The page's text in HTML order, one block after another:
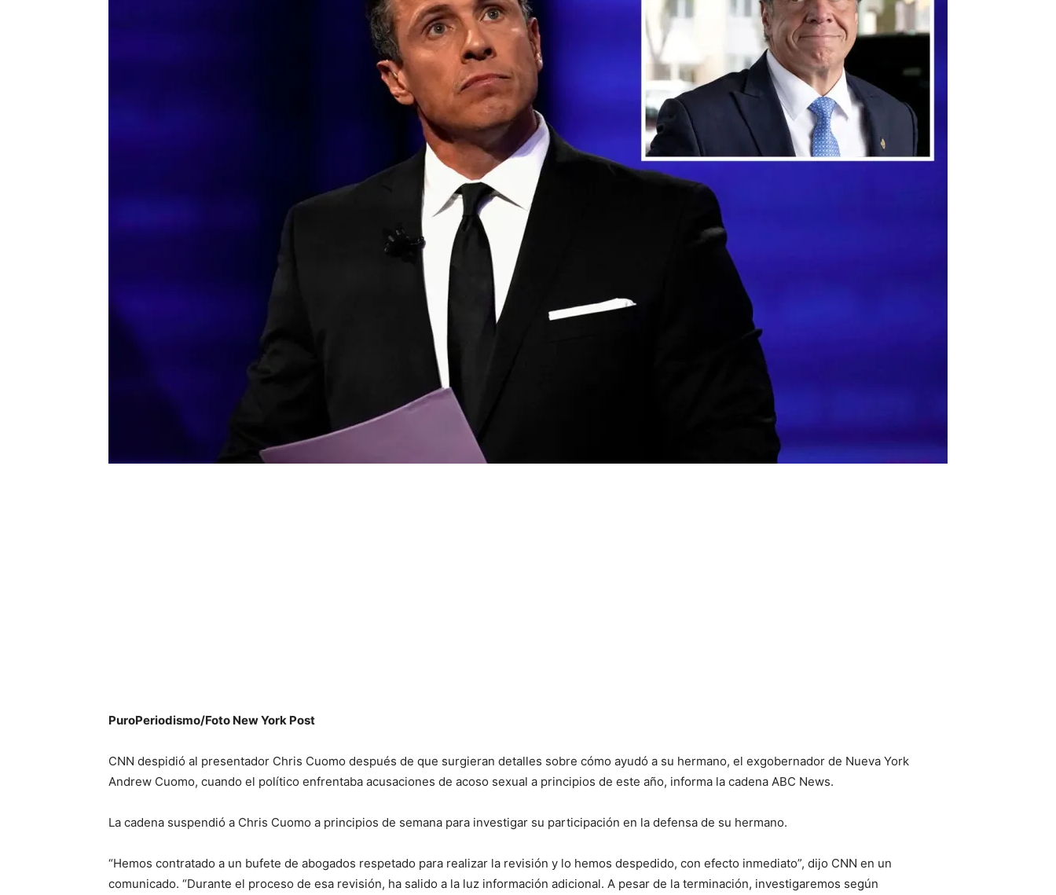
PuroPeriodismo/Foto New York Post
CNN despidió al presentador Chris Cuomo después de que surgieran detalles sobre cómo ayudó a su hermano, el exgobernador de Nueva York
Andrew Cuomo, cuando el político enfrentaba acusaciones de acoso sexual a principios de este año, informa la cadena ABC News.
La cadena suspendió a Chris Cuomo a principios de semana para investigar su participación en la defensa de su hermano.
“Hemos contratado a un bufete de abogados respetado para realizar la revisión y lo hemos despedido, con efecto inmediato”, dijo CNN en un
comunicado. “Durante el proceso de esa revisión, ha salido a la luz información adicional. A pesar de la terminación, investigaremos según